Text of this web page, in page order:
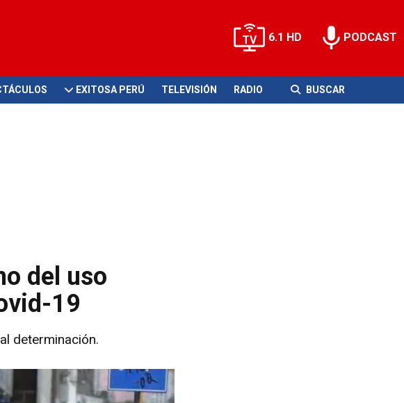
6.1 HD PODCAST
EXITOSA PERÚ TELEVISIÓN RADIO BUSCAR
del uso
19
determinación.